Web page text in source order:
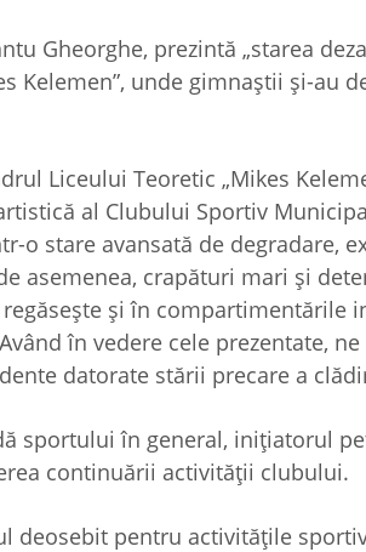
Gheorghe, prezintă „starea
Kelemen”, unde gimnaştii şi-au
Liceului Teoretic „Mikes
al Clubului Sportiv
o stare avansată de degradare,
asemenea, crapături mari şi
şi în compartimentările
în vedere cele prezentate,
datorate stării precare a
sportului în general, iniţiatorul
continuării activităţii clubului.
deosebit pentru activităţile